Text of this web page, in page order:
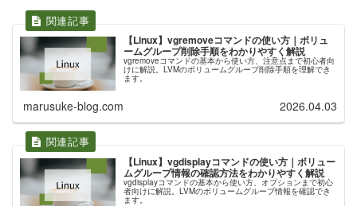
【Linux】vgremoveコマンドの使い方｜ボリュ
ームグループ削除手順をわかりやすく解説
vgremoveコマンドの基本から使い方、注意点まで初心者向
けに解説。LVMのボリュームグループ削除手順を理解でき
ます。
marusuke-blog.com 2026.04.03
【Linux】vgdisplayコマンドの使い方｜ボリュー
ムグループ情報の確認方法をわかりやすく解説
vgdisplayコマンドの基本から使い方、オプションまで初心
者向けに解説。LVMのボリュームグループ情報を確認でき
ます。